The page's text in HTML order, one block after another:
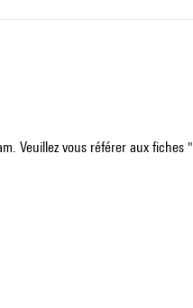
Veuillez vous référer aux fiches